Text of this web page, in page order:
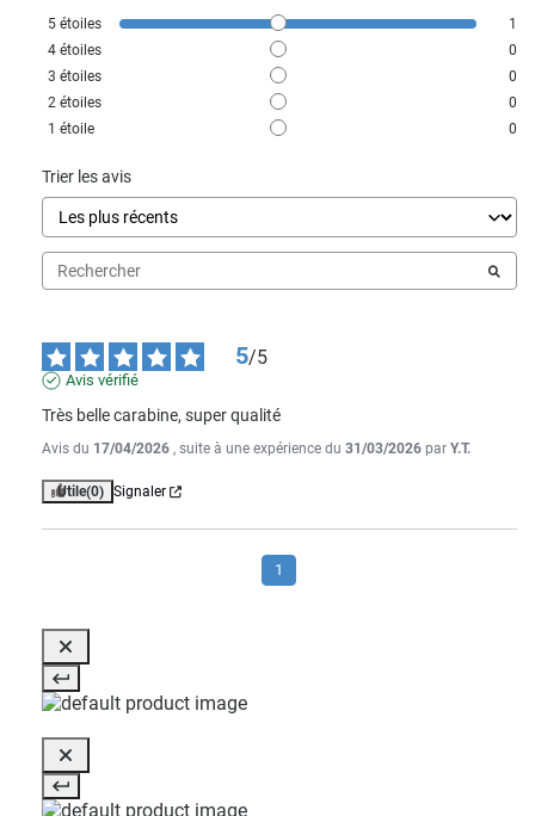
5 étoiles
1
4 étoiles
0
3 étoiles
0
2 étoiles
0
1 étoile 0
Trier les avis
5/5
Avis vérifié
Très belle carabine, super qualité
Avis du 17/04/2026 , suite à une expérience du 31/03/2026 par Y.T.
Utile(0) Signaler
1